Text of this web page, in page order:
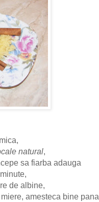
natural,
sa fiarba adauga
de albine,
amesteca bine pana